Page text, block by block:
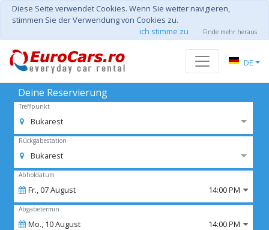
Diese Seite verwendet Cookies. Wenn Sie weiter navigieren,
stimmen Sie der Verwendung von Cookies zu.
ich stimme zu
Finde mehr heraus
DE
Deine Reservierung
Treffpunkt
Bukarest
Rückgabestation
Bukarest
Abholdatum
Fr.,07August 14:00 PM
Abgabetermin
Mo., 10August 14:00 PM